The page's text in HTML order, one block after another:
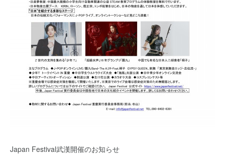
Japan Festival武漢開催のお知らせ